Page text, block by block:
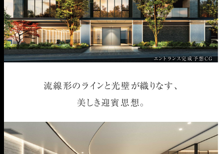
エントランス完成予想CG
流線形のラインと光壁が織りなす、
美しき迎賓思想。